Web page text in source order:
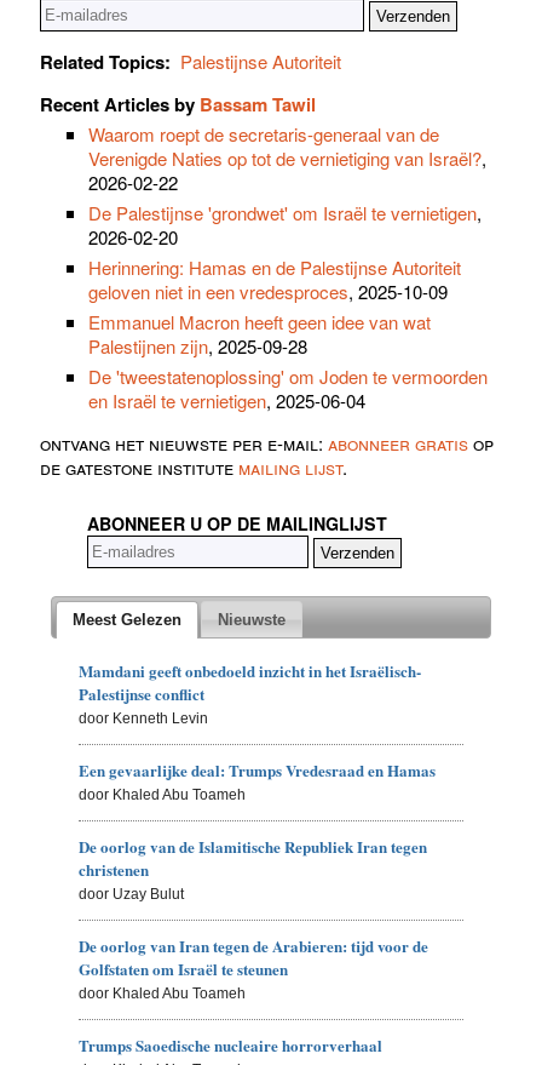
Related Topics: Palestijnse Autoriteit
Recent Articles by Bassam Tawil
Waarom roept de secretaris-generaal van de
Verenigde Naties op tot de vernietiging van Israël?,
2026-02-22
De Palestijnse 'grondwet' om Israël te vernietigen,
2026-02-20
Herinnering: Hamas en de Palestijnse Autoriteit
geloven niet in een vredesproces, 2025-10-09
Emmanuel Macron heeft geen idee van wat
Palestijnen zijn, 2025-09-28
De 'tweestatenoplossing' om Joden te vermoorden
en Israël te vernietigen, 2025-06-04
ontvang het nieuwste per e-mail: abonneer gratisop
de gatestone institute mailing lijst.
ABONNEER U OP DE MAILINGLIJST
Meest Gelezen Nieuwste
Mamdani geeft onbedoeld inzicht in het Israëlisch-
Palestijnse conflict
door Kenneth Levin
Een gevaarlijke deal: Trumps Vredesraad en Hamas
door Khaled Abu Toameh
De oorlog van de Islamitische Republiek Iran tegen
christenen
door Uzay Bulut
De oorlog van Iran tegen de Arabieren: tijd voor de
Golfstaten om Israël te steunen
door Khaled Abu Toameh
Trumps Saoedische nucleaire horrorverhaal